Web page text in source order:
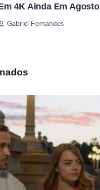
4K Ainda Em Agosto
Gabriel Fernandes